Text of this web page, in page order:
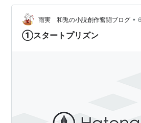
れてなかったか？」 「所々壊れた
「そんな訳ないか……」 余りにも魔
で、宝探しに真剣な二人は調査の…
雨実 和兎の小説創作奮闘ブログ •
①スタートプリズン